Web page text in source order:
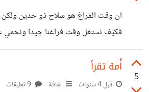
نركض وراء السعاده ولاكن هل
ان وقت الفراغ هو سلاح ذو حدين ولكن
فكيف نستغل وقت فراغنا جيدا ونحمي
الا متناهي لقد جربت عده نشاطات مثل
ممارسه الرياضه وغيرها ولكن ماذا لو
حينها
5
أُمة تقرأ
قبل 4 سنوات ثقافة